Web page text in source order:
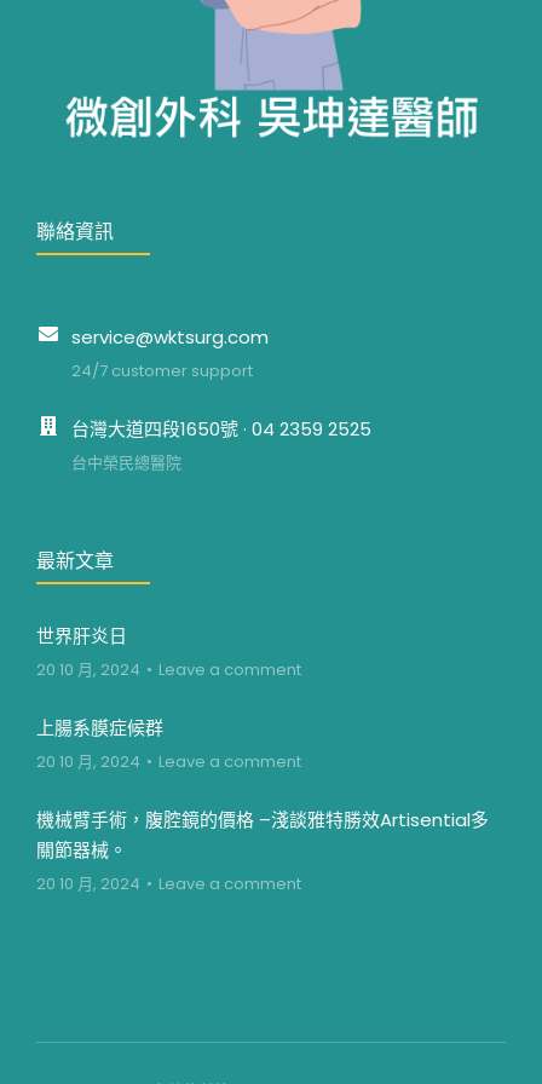
聯絡資訊
service@wktsurg.com
24/7 customer support
台灣大道四段1650號 · 04 2359 2525
台中榮民總醫院
最新文章
世界肝炎日
20 10 月, 2024 Leave a comment
上腸系膜症候群
20 10 月, 2024 Leave a comment
機械臂手術，腹腔鏡的價格 –淺談雅特勝效Artisential多
關節器械。
20 10 月, 2024 Leave a comment